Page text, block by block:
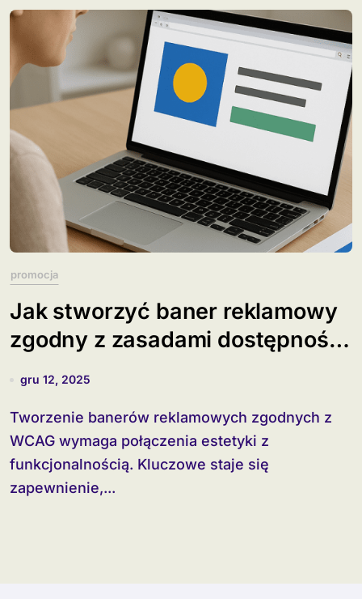
promocja
Jak stworzyć baner reklamowy
zgodny z zasadami dostępności
(WCAG)?
gru 12, 2025
Tworzenie banerów reklamowych zgodnych z
WCAG wymaga połączenia estetyki z
funkcjonalnością. Kluczowe staje się
zapewnienie,...